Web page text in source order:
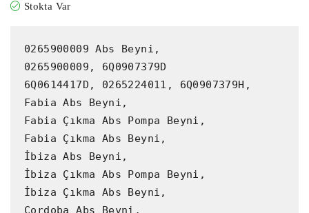
Stokta Var
0265900009 Abs Beyni,
0265900009, 6Q0907379D
6Q0614417D, 0265224011, 6Q0907379H,
Fabia Abs Beyni,
Fabia Çıkma Abs Pompa Beyni,
Fabia Çıkma Abs Beyni,
İbiza Abs Beyni,
İbiza Çıkma Abs Pompa Beyni,
İbiza Çıkma Abs Beyni,
Cordoba Abs Beyni,